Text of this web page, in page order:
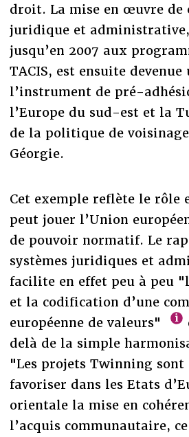
droit. La mise en œuvre de
juridique et administrative,
jusqu’en 2007 aux
TACIS, est ensuite
l’instrument de pré-
l’Europe du sud-est et la
de la politique de
Géorgie.
Cet exemple reflète le rôle
peut jouer l’Union
de pouvoir normatif. Le
systèmes juridiques et
facilite en effet peu à peu
et la codification d’une
européenne de valeurs"
delà de la simple
"Les projets Twinning sont
favoriser dans les Etats
orientale la mise en
l’acquis communautaire,